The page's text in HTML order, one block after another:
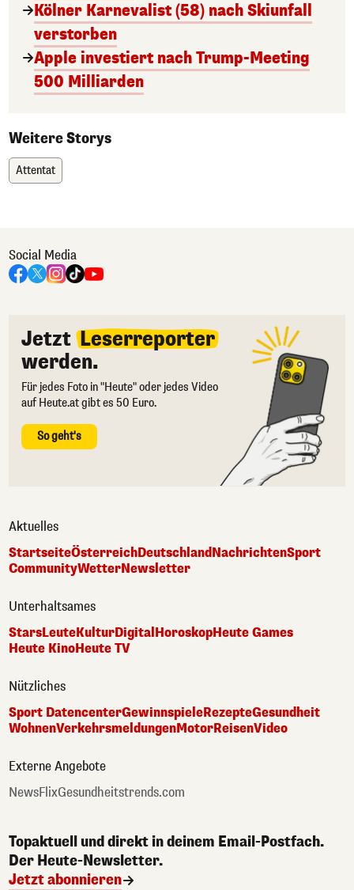
Kölner Karnevalist (58) nach Skiunfall
verstorben
Apple investiert nach Trump-Meeting
500 Milliarden
Weitere Storys
Attentat
Social Media
Jetzt Leserreporter
werden.
Für jedes Foto in "Heute" oder jedes Video
auf Heute.at gibt es 50 Euro.
So geht's
Aktuelles
StartseiteÖsterreichDeutschlandNachrichtenSport
CommunityWetterNewsletter
Unterhaltsames
StarsLeuteKulturDigitalHoroskopHeute Games
Heute KinoHeute TV
Nützliches
Sport DatencenterGewinnspieleRezepteGesundheit
WohnenVerkehrsmeldungenMotorReisenVideo
Externe Angebote
NewsFlixGesundheitstrends.com
Topaktuell und direkt in deinem Email-Postfach.
Der Heute-Newsletter.
Jetzt abonnieren